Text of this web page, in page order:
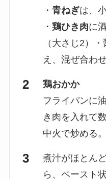
・ 青ねぎは、
・ 鶏ひき肉に
（大さじ2）
え、混ぜ合わせ
鶏おかか
フライパンに
き肉を入れて
中火で炒める。
煮汁がほとん
ら、ペースト